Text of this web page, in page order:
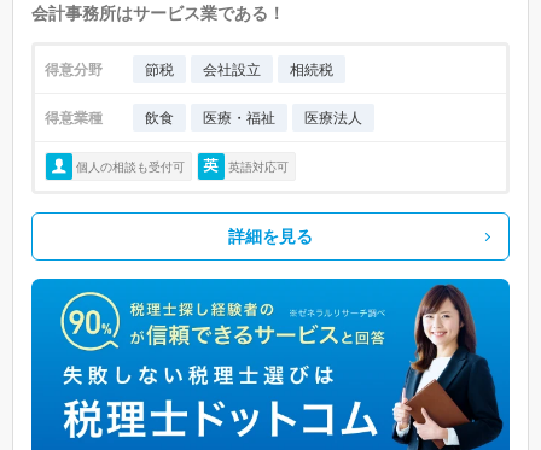
会計事務所はサービス業である！
得意分野 節税 会社設立 相続税
得意業種 飲食 医療・福祉 医療法人
個人の相談も受付可 英語対応可
詳細を見る